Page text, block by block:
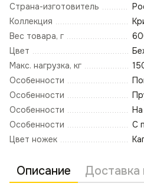
Страна-изготовитель
Коллекция
Вес товара, г
Цвет
Макс. нагрузка, кг
Особенности
Особенности
Особенности
На
Особенности
С
Цвет ножек
Описание Доставка